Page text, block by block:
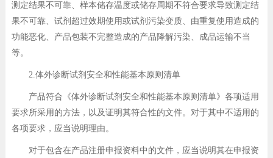
测定结果不可靠、样本储存温度或储存周期不符合要求导致测定结
果不可靠、试剂超过效期使用或试剂污染变质、由重复使用造成的
功能恶化、产品包装不完整造成的产品降解污染、成品运输不当
等。
2.体外诊断试剂安全和性能基本原则清单
产品符合《体外诊断试剂安全和性能基本原则清单》各项适用
要求所采用的方法，以及证明其符合性的文件。对于其中不适用的
各项要求，应当说明理由。
对于包含在产品注册申报资料中的文件，应当说明其在申报资